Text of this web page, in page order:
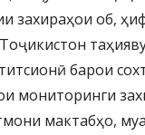
захираҳои об,
барои
мониторинги
мактабҳо,